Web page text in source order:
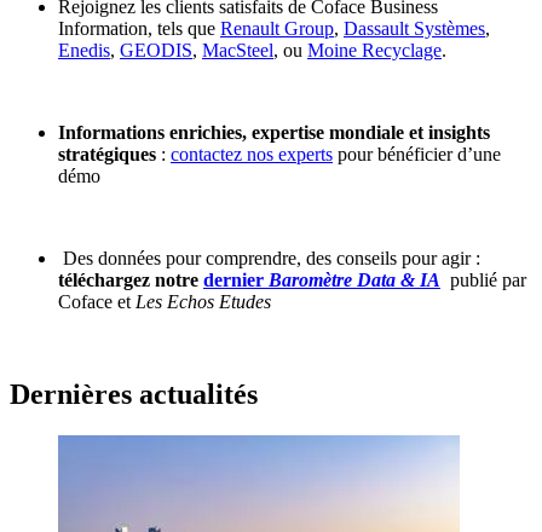
Rejoignez les clients satisfaits de Coface Business
Information, tels que Renault Group, Dassault Systèmes,
Enedis, GEODIS, MacSteel, ou Moine Recyclage.
Informations enrichies, expertise mondiale et insights
stratégiques : contactez nos experts pour bénéficier d’une
démo
Des données pour comprendre, des conseils pour agir :
téléchargez notre dernier Baromètre Data & IA publié par
Coface et Les Echos Etudes
Dernières actualités